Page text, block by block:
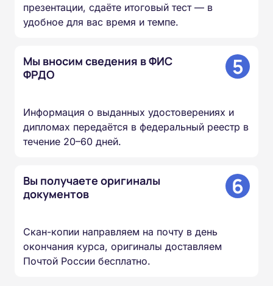
презентации, сдаёте итоговый тест — в
удобное для вас время и темпе.
Мы вносим сведения в ФИС
ФРДО
5
Информация о выданных удостоверениях и
дипломах передаётся в федеральный реестр в
течение 20–60 дней.
Вы получаете оригиналы
документов
6
Скан-копии направляем на почту в день
окончания курса, оригиналы доставляем
Почтой России бесплатно.